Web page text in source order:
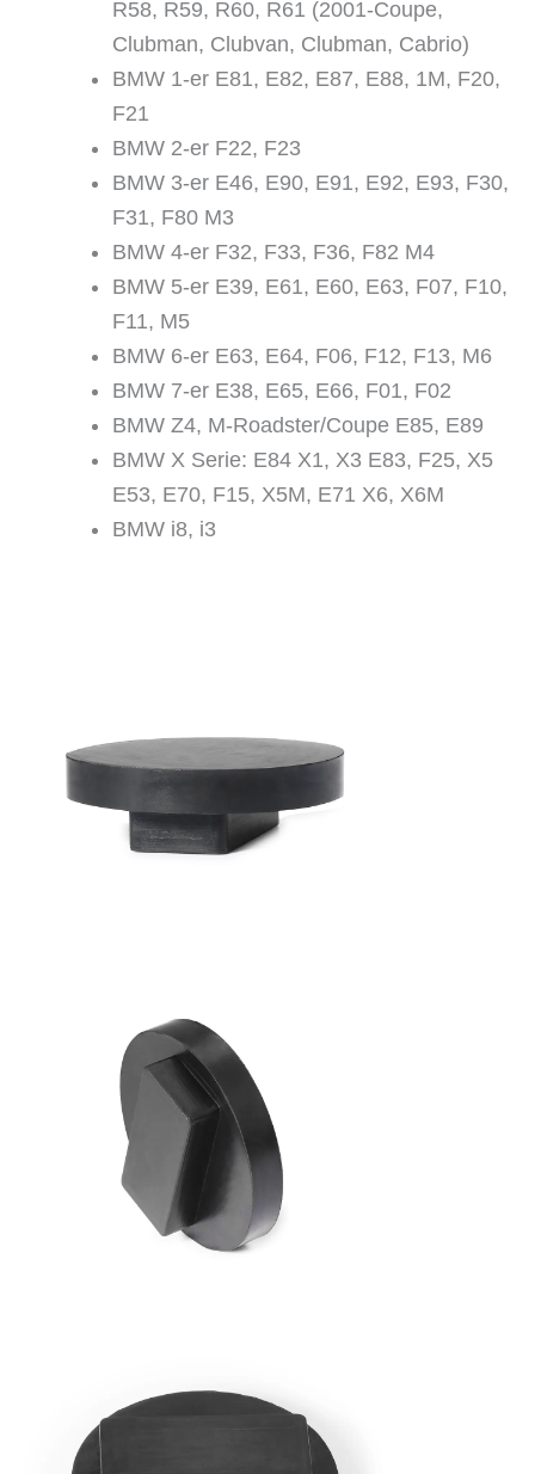
R58, R59, R60, R61 (2001-Coupe,
Clubman, Clubvan, Clubman, Cabrio)
BMW 1-er E81, E82, E87, E88, 1M, F20,
F21
BMW 2-er F22, F23
BMW 3-er E46, E90, E91, E92, E93, F30,
F31, F80 M3
BMW 4-er F32, F33, F36, F82 M4
BMW 5-er E39, E61, E60, E63, F07, F10,
F11, M5
BMW 6-er E63, E64, F06, F12, F13, M6
BMW 7-er E38, E65, E66, F01, F02
BMW Z4, M-Roadster/Coupe E85, E89
BMW X Serie: E84 X1, X3 E83, F25, X5
E53, E70, F15, X5M, E71 X6, X6M
BMW i8, i3